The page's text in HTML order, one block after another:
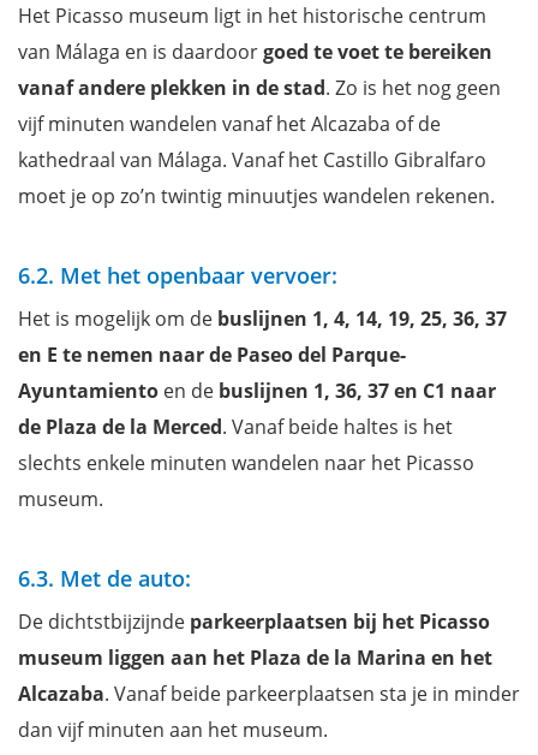
Het Picasso museum ligt in het historische centrum
van Málaga en is daardoorgoed te voet te bereiken
vanaf andere plekken in de stad. Zo is het nog geen
vijf minuten wandelen vanaf het Alcazaba of de
kathedraal van Málaga. Vanaf het Castillo Gibralfaro
moet je op zo’n twintig minuutjes wandelen rekenen.
6.2. Met het openbaar vervoer:
Het is mogelijk om de buslijnen 1, 4, 14, 19, 25, 36, 37
en E te nemen naar de Paseo del Parque-
Ayuntamiento en de buslijnen 1, 36, 37 en C1 naar
de Plaza de la Merced. Vanaf beide haltes is het
slechts enkele minuten wandelen naar het Picasso
museum.
6.3. Met de auto:
De dichtstbijzijnde parkeerplaatsen bij het Picasso
museum liggen aan het Plaza de la Marina en het
Alcazaba. Vanaf beide parkeerplaatsen sta je in minder
dan vijf minuten aan het museum.